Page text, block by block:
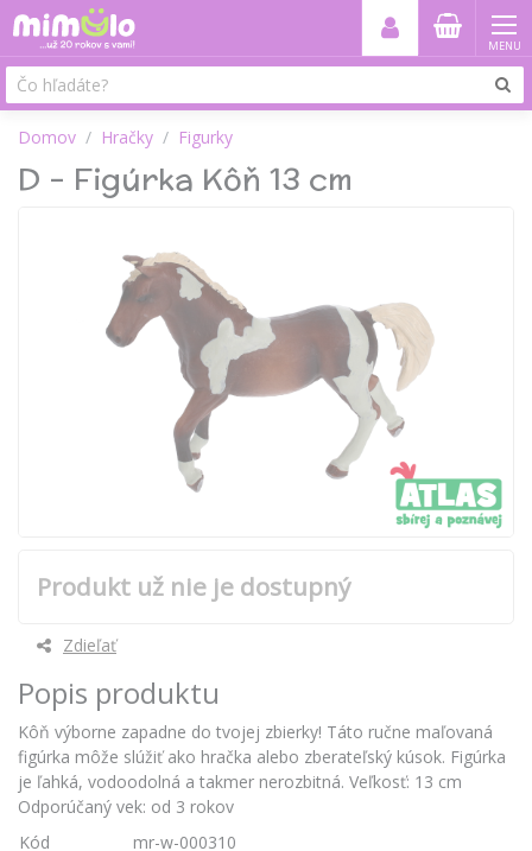
MENU
Domov Hračky Figurky
D - Figúrka Kôň 13 cm
Produkt už nie je dostupný
Zdieľať
Popis produktu
Kôň výborne zapadne do tvojej zbierky! Táto ručne maľovaná
figúrka môže slúžiť ako hračka alebo zberateľský kúsok. Figúrka
je ľahká, vodoodolná a takmer nerozbitná. Veľkosť: 13 cm
Odporúčaný vek: od 3 rokov
Kód
mr-w-000310